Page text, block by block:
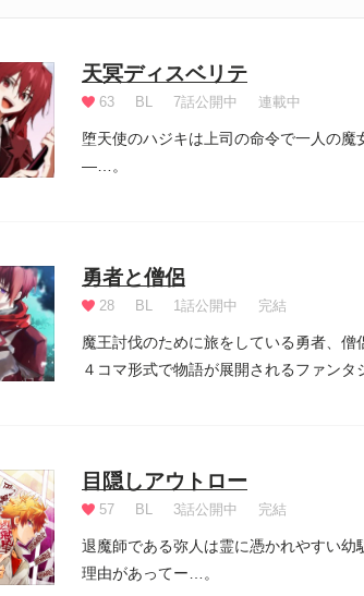
天冥ディスベリテ
63 BL 7話公開中 連載中
堕天使のハジキは上司の命令で一人の
―…。
勇者と僧侶
28 BL 1話公開中 完結
魔王討伐のために旅をしている勇者、
４コマ形式で物語が展開されるファンタ
目隠しアウトロー
57 BL 3話公開中 完結
退魔師である弥人は霊に憑かれやすい
理由があってー…。